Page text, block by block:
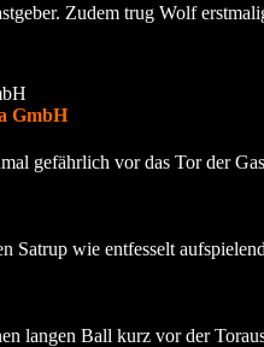
Zudem trug Wolf
GmbH
gefährlich vor das Tor der
Satrup wie entfesselt
langen Ball kurz vor der